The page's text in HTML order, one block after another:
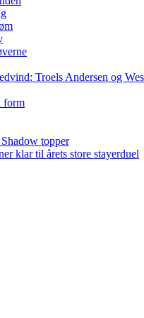
Troels Andersen og
form
topper
klar til årets store stayerduel